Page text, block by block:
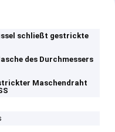
schließt gestrickte
des Durchmessers
Maschendraht